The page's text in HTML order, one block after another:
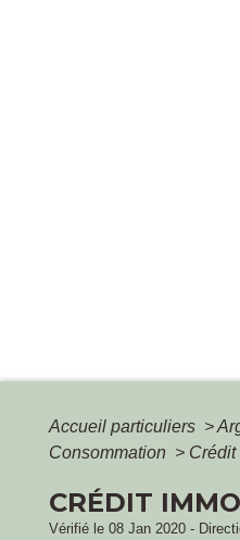
Accueil particuliers >
Consommation >
CRÉDIT
Vérifié le 08 Jan 2020 -